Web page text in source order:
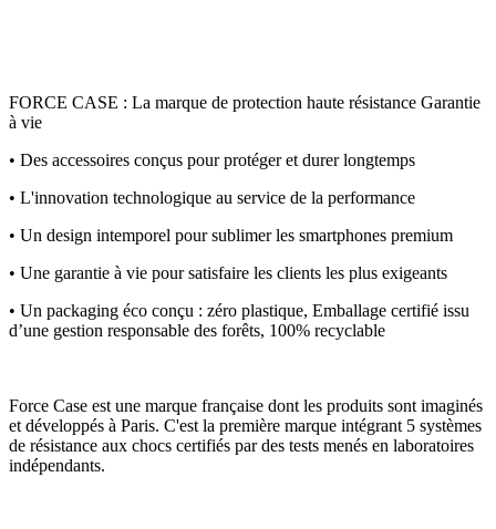
FORCE CASE : La marque de protection haute résistance Garantie
à vie
• Des accessoires conçus pour protéger et durer longtemps
• L'innovation technologique au service de la performance
• Un design intemporel pour sublimer les smartphones premium
• Une garantie à vie pour satisfaire les clients les plus exigeants
• Un packaging éco conçu : zéro plastique, Emballage certifié issu
d’une gestion responsable des forêts, 100% recyclable
Force Case est une marque française dont les produits sont imaginés
et développés à Paris. C'est la première marque intégrant 5 systèmes
de résistance aux chocs certifiés par des tests menés en laboratoires
indépendants.